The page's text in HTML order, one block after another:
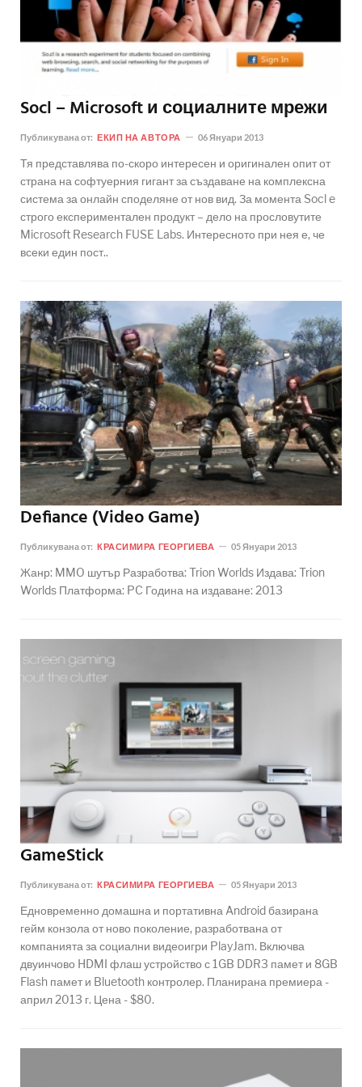
Socl – Microsoft и социалните мрежи
Публикувана от: ЕКИП НА АВТОРА 06 Януари 2013
Тя представлява по-скоро интересен и оригинален опит от
страна на софтуерния гигант за създаване на комплексна
система за онлайн споделяне от нов вид. За момента Socl e
строго експериментален продукт – дело на прословутите
Microsoft Research FUSE Labs. Интересното при нея е, че
всеки един пост..
Defiance (Video Game)
Публикувана от: КРАСИМИРА ГЕОРГИЕВА 05 Януари 2013
Жанр: MMO шутър Разработва: Trion Worlds Издава: Trion
Worlds Платформа: PC Година на издаване: 2013
GameStick
Публикувана от: КРАСИМИРА ГЕОРГИЕВА 05 Януари 2013
Едновременно домашна и портативна Android базирана
гейм конзола от ново поколение, разработвана от
компанията за социални видеоигри PlayJam. Включва
двуинчово HDMI флаш устройство с 1GB DDR3 памет и 8GB
Flash памет и Bluetooth контролер. Планирана премиера -
април 2013 г. Цена - $80.